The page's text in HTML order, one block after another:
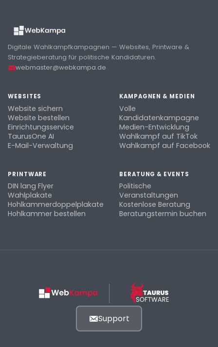
Digitale Wahlkampfkampagnen — Websites, Printware &
Strategieberatung für politische Kandidaturen.
webmaster@webkampa.de
WEBSITES
Website sichern
Website bestellen
Einrichtungsservice
TaurusOne AI
E-Mail-Verwaltung
KAMPAGNEN & MEDIEN
Volle
Kandidatenkampagne
Medien-Entwicklung
Wahlkampf auf TikTok
Wahlkampf auf Facebook
PRINTWARE
DIN lang Flyer
Wahlplakate
Hohlkammerdoppelplakate
Hohlkammer bestellen
BERATUNG & EVENTS
Politische
Veranstaltungen
Kostenlose Beratung
Beratungstermin buchen
Support